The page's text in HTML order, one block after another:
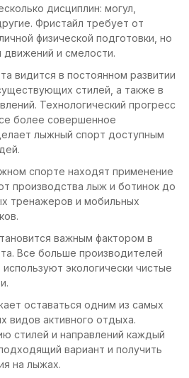
дисциплин: могул,
Фристайл требует от
физической подготовки, но
движений и смелости.
видится в постоянном развитии
стилей, а также в
Технологический прогресс
более совершенное
лыжный спорт доступным
спорте находят применение
производства лыж и ботинок до
тренажеров и мобильных
важным фактором в
Все больше производителей
экологически чистые
оставаться одним из самых
видов активного отдыха.
стилей и направлений каждый
вариант и получить
на лыжах.